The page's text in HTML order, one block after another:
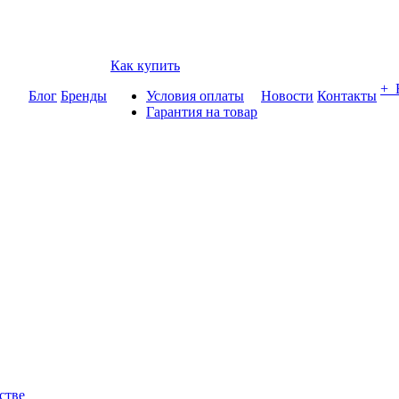
Блог Бренды
Как купить
Условия оплаты
Гарантия на товар
Новости Контакты +